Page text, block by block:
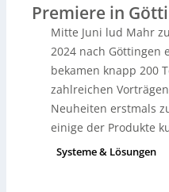
Premiere in
Mitte Juni lud Mahr
2024 nach Göttingen
bekamen knapp 200
zahlreichen
Neuheiten erstmals
einige der Produkte
Systeme & Lösungen